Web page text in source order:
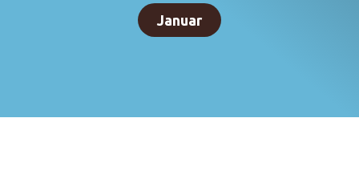
Januar